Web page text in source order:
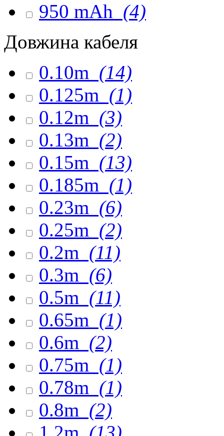
950 mAh (4)
Довжина кабеля
0.10m (14)
0.125m (1)
0.12m (3)
0.13m (2)
0.15m (13)
0.185m (1)
0.23m (6)
0.25m (2)
0.2m (11)
0.3m (6)
0.5m (11)
0.65m (1)
0.6m (2)
0.75m (1)
0.78m (1)
0.8m (2)